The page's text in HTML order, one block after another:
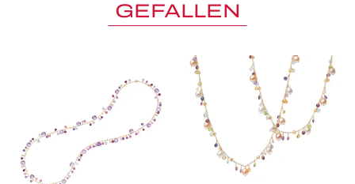
GEFALLEN